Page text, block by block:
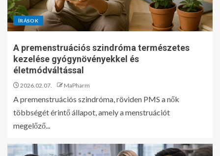
ÍRÁSOK
A premenstruációs szindróma természetes
kezelése gyógynövényekkel és
életmódváltással
2026.02.07. MaPharm
A premenstruációs szindróma, röviden PMS a nők
többségét érintő állapot, amely a menstruációt
megelőző...